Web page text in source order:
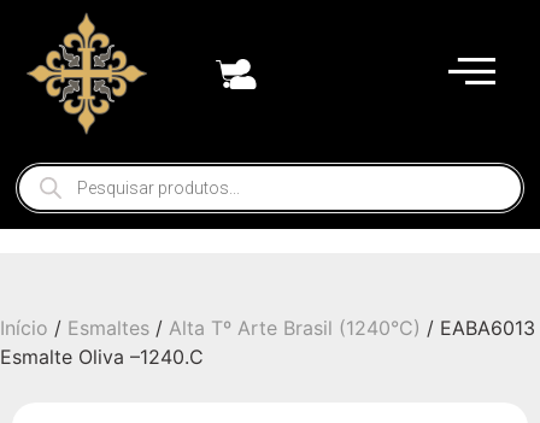
Início / Esmaltes / Alta Tº Arte Brasil (1240°C) / EABA6013
Esmalte Oliva –1240.C